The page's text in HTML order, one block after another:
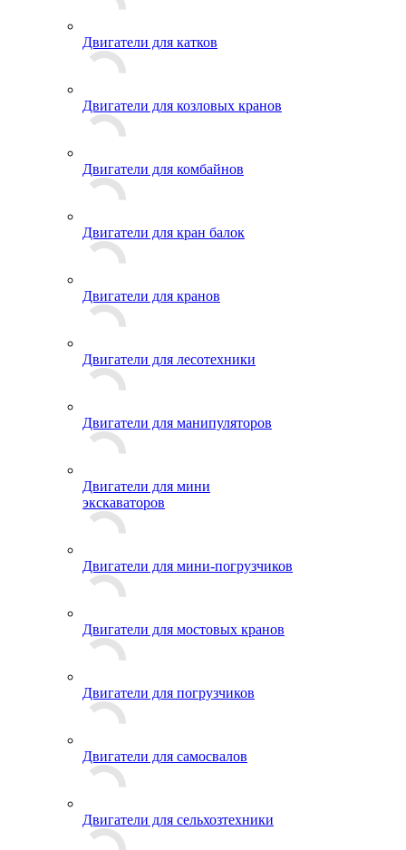
Двигатели для катков
Двигатели для козловых кранов
Двигатели для комбайнов
Двигатели для кран балок
Двигатели для кранов
Двигатели для лесотехники
Двигатели для манипуляторов
Двигатели для мини
экскаваторов
Двигатели для мини-погрузчиков
Двигатели для мостовых кранов
Двигатели для погрузчиков
Двигатели для самосвалов
Двигатели для сельхозтехники